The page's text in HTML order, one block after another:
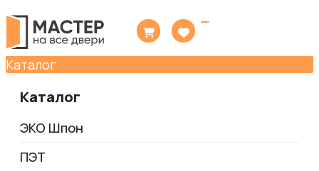
Каталог
Каталог
ЭКО Шпон
ПЭТ